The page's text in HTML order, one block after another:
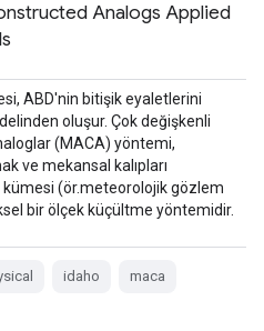
Analogs Applied
ABD'nin bitişik eyaletlerini
oluşur. Çok değişkenli
(MACA) yöntemi,
ve mekansal kalıpları
(ör.meteorolojik gözlem
bir ölçek küçültme yöntemidir.
idaho maca